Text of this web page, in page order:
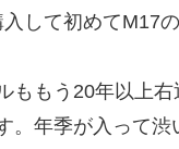
して初めてM17
ももう20年以上
。年季が入って渋